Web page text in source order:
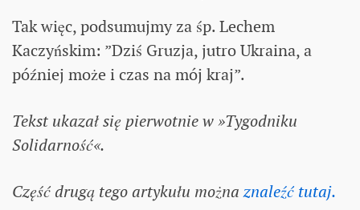
Tak więc, podsumujmy za śp. Lechem
Kaczyńskim: ”Dziś Gruzja, jutro Ukraina, a
później może i czas na mój kraj”.
Tekst ukazał się pierwotnie w »Tygodniku
Solidarność«.
Część drugą tego artykułu możnaznaleźć tutaj.